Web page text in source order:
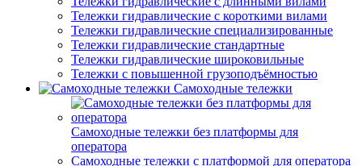
Тележки гидравлические с короткими вилами
Тележки гидравлические специализированные
Тележки гидравлические стандартные
Тележки гидравлические широковильные
Тележки с повышенной грузоподъёмностью
Самоходные тележки
Самоходные тележки без платформы для
оператора
Самоходные тележки с платформой для оператора